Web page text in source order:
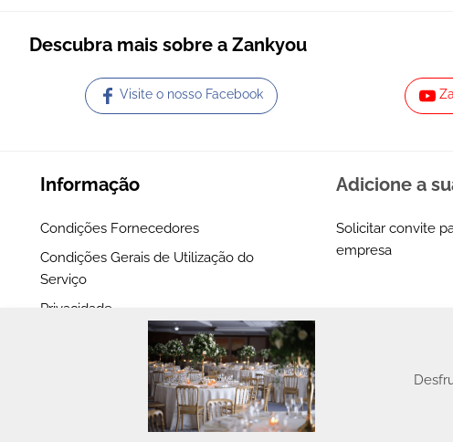
Descubra mais sobre a Zankyou
Visite o nosso Facebook
Informação
Condições Fornecedores
Condições Gerais de Utilização do
Serviço
Privacidade
Adicione a
Solicitar convite
empresa